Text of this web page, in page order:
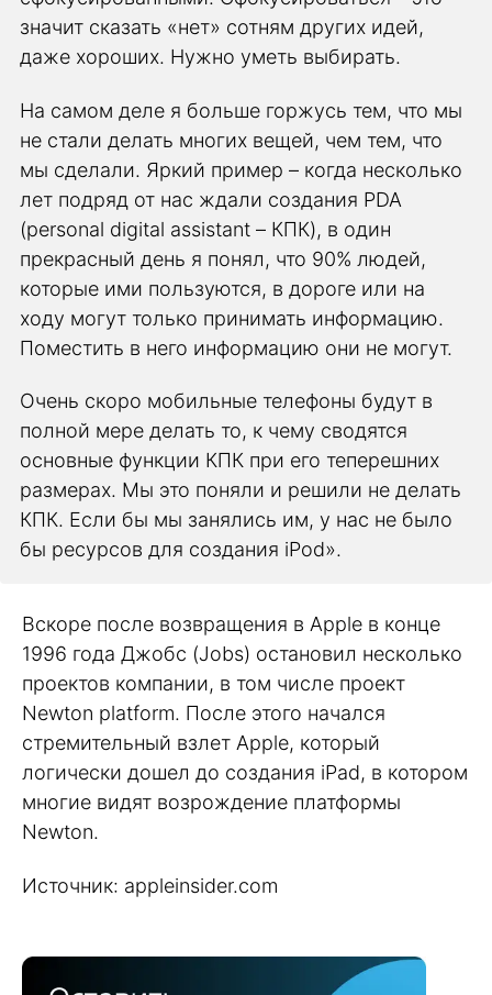
значит сказать «нет» сотням других идей,
даже хороших. Нужно уметь выбирать.
На самом деле я больше горжусь тем, что мы
не стали делать многих вещей, чем тем, что
мы сделали. Яркий пример – когда несколько
лет подряд от нас ждали создания PDA
(personal digital assistant – КПК), в один
прекрасный день я понял, что 90% людей,
которые ими пользуются, в дороге или на
ходу могут только принимать информацию.
Поместить в него информацию они не могут.
Очень скоро мобильные телефоны будут в
полной мере делать то, к чему сводятся
основные функции КПК при его теперешних
размерах. Мы это поняли и решили не делать
КПК. Если бы мы занялись им, у нас не было
бы ресурсов для создания iPod».
Вскоре после возвращения в Apple в конце
1996 года Джобс (Jobs) остановил несколько
проектов компании, в том числе проект
Newton platform. После этого начался
стремительный взлет Apple, который
логически дошел до создания iPad, в котором
многие видят возрождение платформы
Newton.
Источник: appleinsider.com